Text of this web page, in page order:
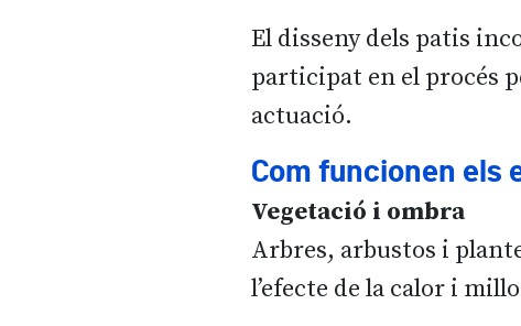
El disseny dels patis
participat en el procés
actuació.
Com funcionen els
Vegetació i ombra
Arbres, arbustos i
l’efecte de la calor i